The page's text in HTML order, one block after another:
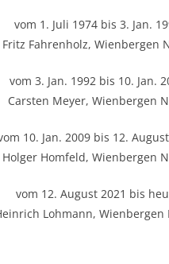
vom 1. Juli 1974 bis 3. Jan.
Fritz Fahrenholz, Wienbergen
vom 3. Jan. 1992 bis 10. Jan.
Carsten Meyer, Wienbergen
10. Jan. 2009 bis 12.
Holger Homfeld, Wienbergen
vom 12. August 2021 bis
Lohmann, Wienbergen